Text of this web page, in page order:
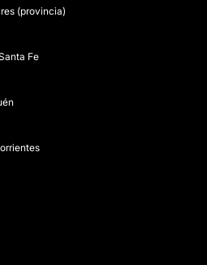
(provincia)
Fe